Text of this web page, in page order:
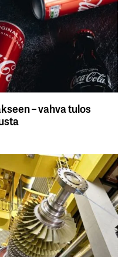
– vahva tulos